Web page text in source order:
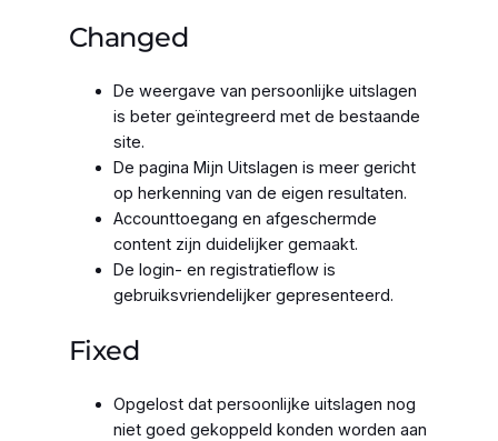
Changed
De weergave van persoonlijke uitslagen
is beter geïntegreerd met de bestaande
site.
De pagina Mijn Uitslagen is meer gericht
op herkenning van de eigen resultaten.
Accounttoegang en afgeschermde
content zijn duidelijker gemaakt.
De login- en registratieflow is
gebruiksvriendelijker gepresenteerd.
Fixed
Opgelost dat persoonlijke uitslagen nog
niet goed gekoppeld konden worden aan